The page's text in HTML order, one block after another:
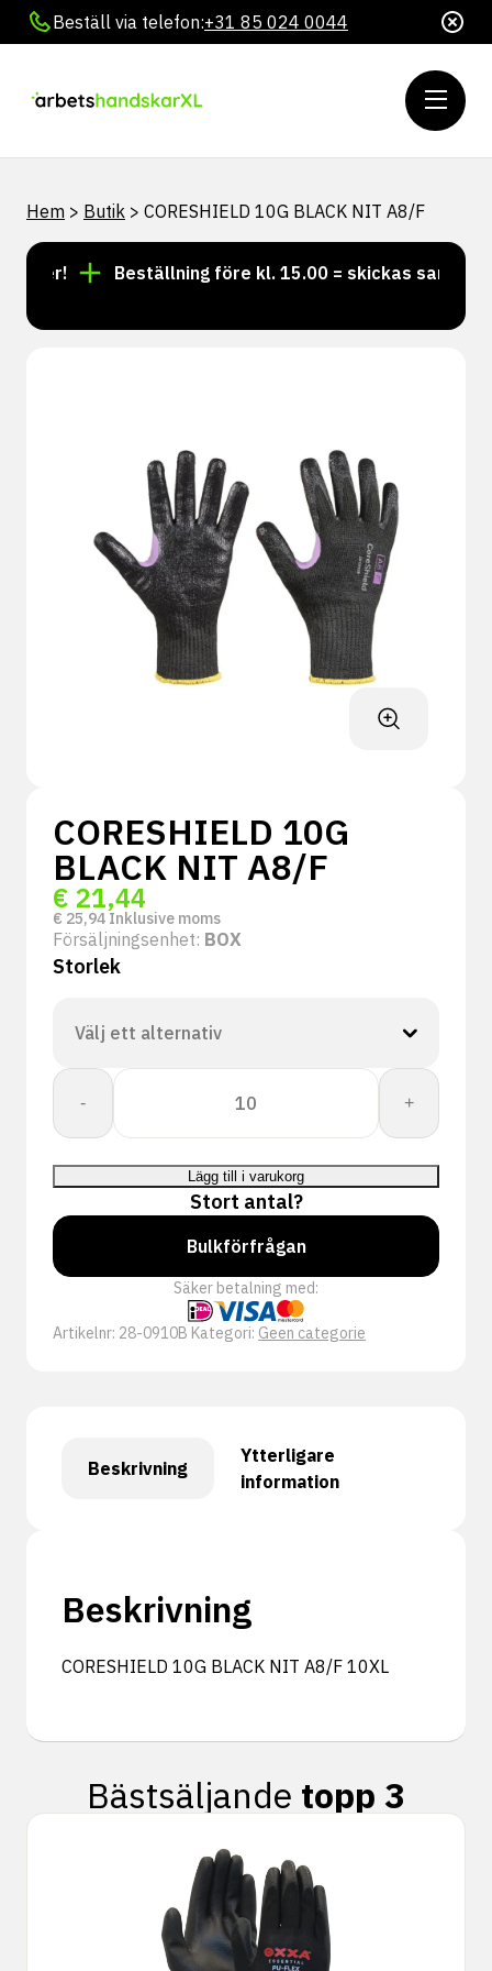
Beställ via telefon:+31 85 024 0044
Hem > Butik > CORESHIELD 10G BLACK NIT A8/F
Beställning före kl. 15.00 = skickas samma dag
CORESHIELD 10G
BLACK NIT A8/F
€ 21,44
€ 25,94 Inklusive moms
Försäljningsenhet: BOX
Storlek
-
CORESHIELD
10G
BLACK
NIT
A8/F
mängd
+
Lägg till i varukorg
Stort antal?
Bulkförfrågan
Säker betalning med:
Artikelnr: 28-0910B Kategori: Geen categorie
Beskrivning
Ytterligare
information
Beskrivning
CORESHIELD 10G BLACK NIT A8/F 10XL
Bästsäljande topp 3